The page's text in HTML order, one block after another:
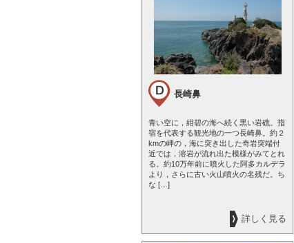
長崎鼻
青い空に，紺碧の海へ続く黒い岩礁。指
宿を代表する観光地の一つ長崎鼻。約２
kmの岬の，海に突き出した奇岩突端付
近では，溶岩が流れ出た模様がみてとれ
る。約10万年前に噴火した阿多カルデラ
より，さらに古い火山噴火の名残だ。ち
な […]
詳しく見る